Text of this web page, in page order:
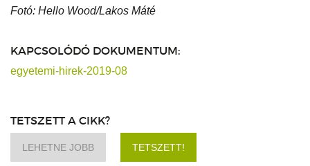
Fotó: Hello Wood/Lakos Máté
KAPCSOLÓDÓ DOKUMENTUM:
egyetemi-hirek-2019-08
TETSZETT A CIKK?
LEHETNE JOBB TETSZETT!